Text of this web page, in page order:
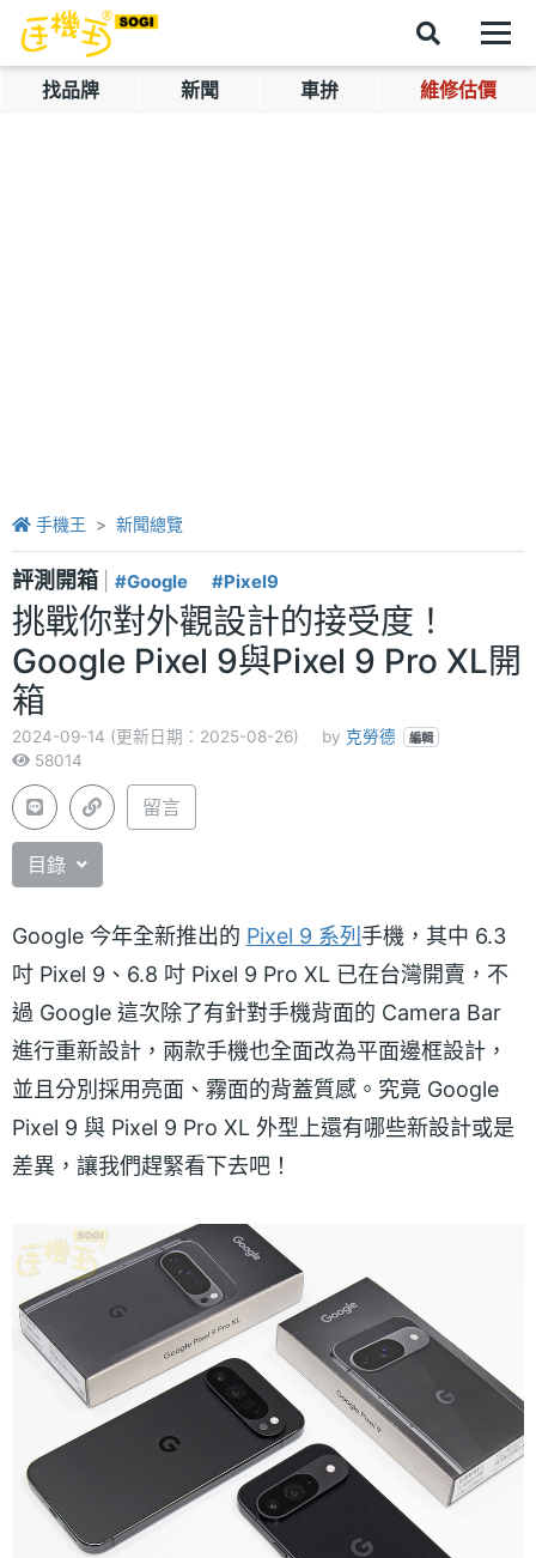
找品牌 新聞 車拚 維修估價
手機王 新聞總覽
評測開箱 #Google #Pixel9
挑戰你對外觀設計的接受度！
Google Pixel 9與Pixel 9 Pro XL開
箱
2024-09-14 (更新日期：2025-08-26) by 克勞德 編輯
58014
留言
目錄
Google 今年全新推出的 Pixel 9 系列 手機，其中 6.3
吋 Pixel 9、6.8 吋 Pixel 9 Pro XL 已在台灣開賣，不
過 Google 這次除了有針對手機背面的 Camera Bar
進行重新設計，兩款手機也全面改為平面邊框設計，
並且分別採用亮面、霧面的背蓋質感。究竟 Google
Pixel 9 與 Pixel 9 Pro XL 外型上還有哪些新設計或是
差異，讓我們趕緊看下去吧！